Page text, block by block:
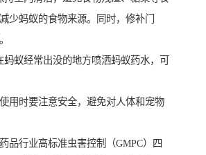
少蚂蚁的食物来源。同时，修补门
蚂蚁经常出没的地方喷洒蚂蚁药水，可
用时要注意安全，避免对人体和宠物
品行业高标准虫害控制（GMPC）四